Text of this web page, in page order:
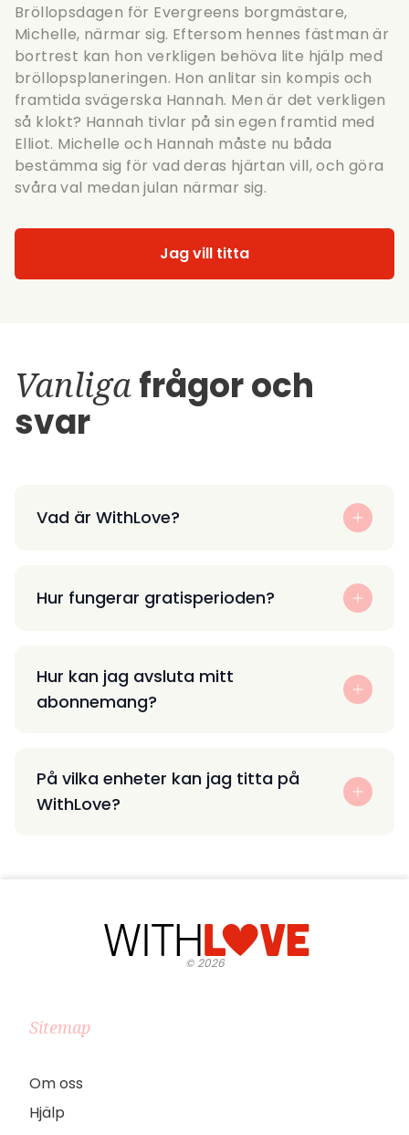
Bröllopsdagen för Evergreens borgmästare,
Michelle, närmar sig. Eftersom hennes fästman är
bortrest kan hon verkligen behöva lite hjälp med
bröllopsplaneringen. Hon anlitar sin kompis och
framtida svägerska Hannah. Men är det verkligen
så klokt? Hannah tivlar på sin egen framtid med
Elliot. Michelle och Hannah måste nu båda
bestämma sig för vad deras hjärtan vill, och göra
svåra val medan julan närmar sig.
Jag vill titta
Vanligafrågor och
svar
Vad är WithLove?
Hur fungerar gratisperioden?
Hur kan jag avsluta mitt
abonnemang?
På vilka enheter kan jag titta på
WithLove?
©2026
Sitemap
Om oss
Hjälp